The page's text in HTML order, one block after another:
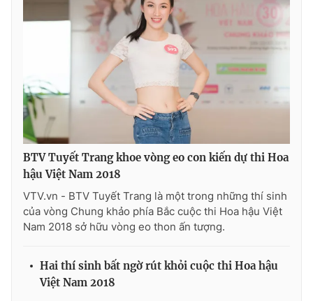
BTV Tuyết Trang khoe vòng eo con kiến dự thi Hoa
hậu Việt Nam 2018
VTV.vn - BTV Tuyết Trang là một trong những thí sinh
của vòng Chung khảo phía Bắc cuộc thi Hoa hậu Việt
Nam 2018 sở hữu vòng eo thon ấn tượng.
Hai thí sinh bất ngờ rút khỏi cuộc thi Hoa hậu
Việt Nam 2018